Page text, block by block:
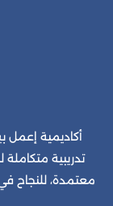
أكاديمية إعمل
معتمدة، للنجاح